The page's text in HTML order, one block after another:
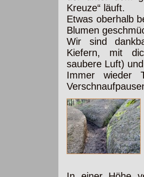
Kreuze“ läuft.
Etwas oberhalb
Blumen
Wir sind
Kiefern, mit
saubere Luft)
Immer wieder